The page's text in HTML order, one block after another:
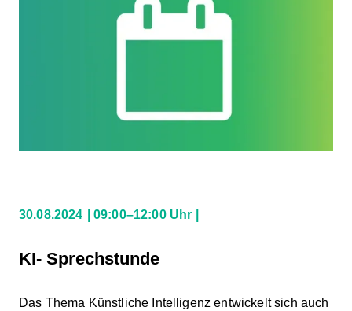
30.08.2024 09:00–12:00 Uhr
KI- Sprechstunde
Das Thema Künstliche Intelligenz entwickelt sich auch